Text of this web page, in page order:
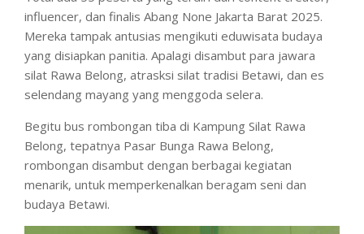
influencer, dan finalis Abang None Jakarta Barat 2025.
Mereka tampak antusias mengikuti eduwisata budaya
yang disiapkan panitia. Apalagi disambut para jawara
silat Rawa Belong, atrasksi silat tradisi Betawi, dan es
selendang mayang yang menggoda selera.
Begitu bus rombongan tiba di Kampung Silat Rawa
Belong, tepatnya Pasar Bunga Rawa Belong,
rombongan disambut dengan berbagai kegiatan
menarik, untuk memperkenalkan beragam seni dan
budaya Betawi.